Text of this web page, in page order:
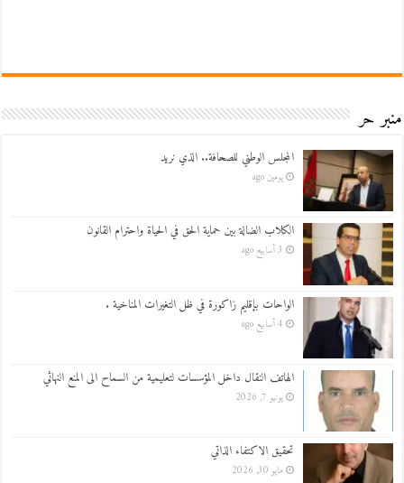
منبر حر
المجلس الوطني للصحافة.. الذي نريد
يومين ago
الكلاب الضالة بين حماية الحق في الحياة واحترام القانون
3 أسابيع ago
الواحات بإقليم زاكورة في ظل التغيرات المناخية .
4 أسابيع ago
الهاتف النقال داخل المؤسسات لتعليمية من السماح الى المنع النهائي
يونيو 7, 2026
تحقيق الاكتفاء الذاتي
مايو 30, 2026